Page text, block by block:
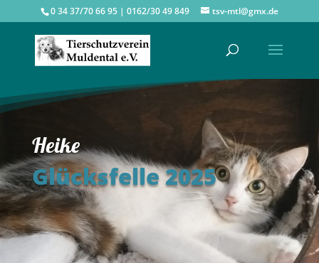
0 34 37/70 66 95 | 0162/30 49 849 tsv-mtl@gmx.de
Heike
Glücksfelle 2025